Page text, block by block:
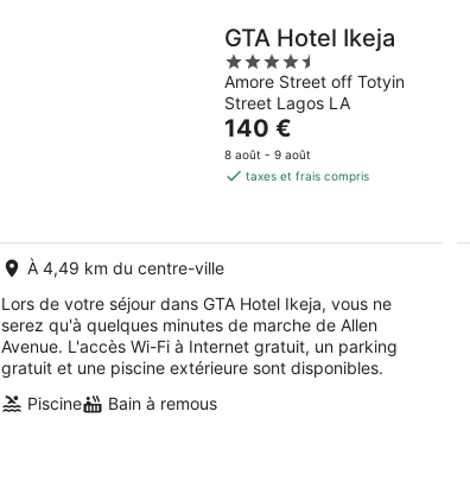
GTA Hotel Ikeja
4.5
out
of
5
Amore Street off Totyin
Street Lagos LA
Le
prix
est
par
nuit
140 €
8 août - 9 août
taxes et frais compris
À 4,49 km du centre-ville
Lors de votre séjour dans GTA Hotel Ikeja, vous ne
serez qu'à quelques minutes de marche de Allen
Avenue. L'accès Wi-Fi à Internet gratuit, un parking
gratuit et une piscine extérieure sont disponibles.
Piscine
Bain à remous